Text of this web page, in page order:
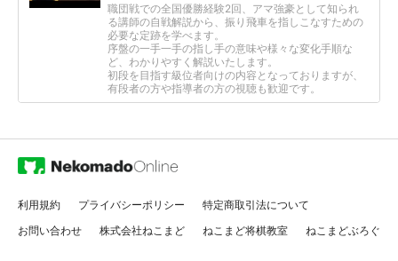
職団戦での全国優勝経験2回、アマ強豪として知られ
る講師の自戦解説から、振り飛車を指しこなすための
必要な定跡を学べます。
序盤の一手一手の指し手の意味や様々な変化手順な
ど、わかりやすく解説いたします。
初段を目指す級位者向けの内容となっておりますが、
有段者の方や指導者の方の視聴も歓迎です。
利用規約 プライバシーポリシー
特定商取引法について
お問い合わせ
株式会社ねこまど ねこまど将棋教室 ねこまどぶろぐ